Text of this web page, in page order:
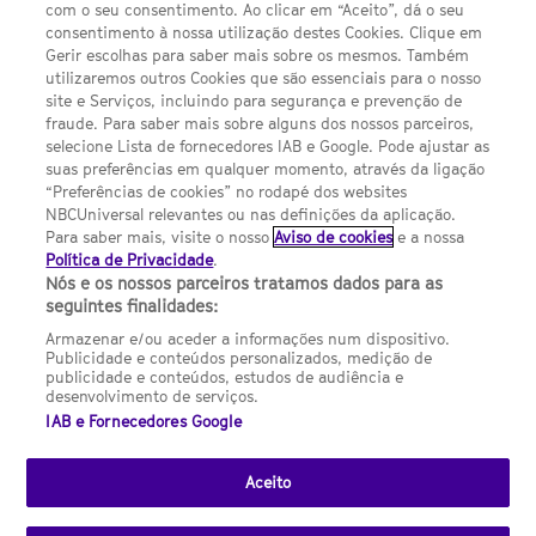
Termos E Condições
FILMES
UMA DIVISÃO DA NBCUNIVERSAL
Contact us by email: contact.SYFYPortugal@ncbuni.com
NBC Universal Global Networks España S.L.U. is wholly owned
by Universal Studios International BV
NBC Universal Global Networks, S.L.U. Paseo de la Castellana,
95. Planta 10 Edificio Torre Europa 28046 Madrid B-82227893
SYFY Portugal is subject to Spanish jurisdiction and regulated
(CNMC).
Channel
SCI FI Slovenija SCI FI Србија SYFY España SYFY France SYFY
com o seu consentimento. Ao clicar em “Aceito”, dá o seu
consentimento à nossa utilização destes Cookies. Clique em
Gerir escolhas para saber mais sobre os mesmos. Também
utilizaremos outros Cookies que são essenciais para o nosso
site e Serviços, incluindo para segurança e prevenção de
fraude. Para saber mais sobre alguns dos nossos parceiros,
selecione Lista de fornecedores IAB e Google. Pode ajustar as
suas preferências em qualquer momento, através da ligação
“Preferências de cookies” no rodapé dos websites
NBCUniversal relevantes ou nas definições da aplicação.
Para saber mais, visite o nossoAviso de cookies e a nossa
Política de Privacidade.
Nós e os nossos parceiros tratamos dados para as
seguintes finalidades:
Armazenar e/ou aceder a informações num dispositivo.
Publicidade e conteúdos personalizados, medição de
publicidade e conteúdos, estudos de audiência e
desenvolvimento de serviços.
IAB e Fornecedores Google
Aceito